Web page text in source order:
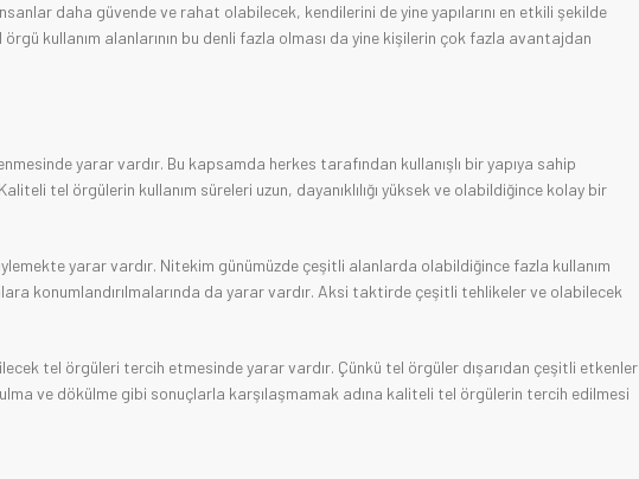
daha güvende ve rahat olabilecek, kendilerini de yine yapılarını en etkili şekilde
kullanım alanlarının bu denli fazla olması da yine kişilerin çok fazla avantajdan
yarar vardır. Bu kapsamda herkes tarafından kullanışlı bir yapıya sahip
tel örgülerin kullanım süreleri uzun, dayanıklılığı yüksek ve olabildiğince kolay bir
yarar vardır. Nitekim günümüzde çeşitli alanlarda olabildiğince fazla kullanım
konumlandırılmalarında da yarar vardır. Aksi taktirde çeşitli tehlikeler ve olabilecek
tel örgüleri tercih etmesinde yarar vardır. Çünkü tel örgüler dışarıdan çeşitli etkenler
ve dökülme gibi sonuçlarla karşılaşmamak adına kaliteli tel örgülerin tercih edilmesi